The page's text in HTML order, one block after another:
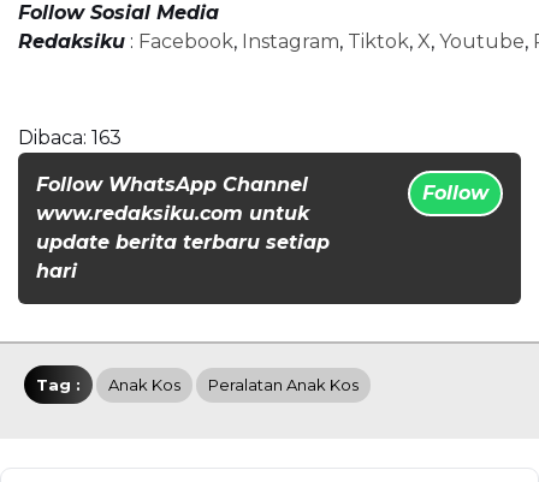
Follow Sosial Media
Redaksiku : Facebook, Instagram, Tiktok, X, Youtube,
Dibaca: 163
Follow WhatsApp Channel
www.redaksiku.com untuk
update berita terbaru setiap
hari
Follow
Tag : Anak Kos Peralatan Anak Kos